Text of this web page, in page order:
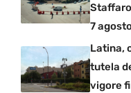
7
Latina,
tutela
vigore